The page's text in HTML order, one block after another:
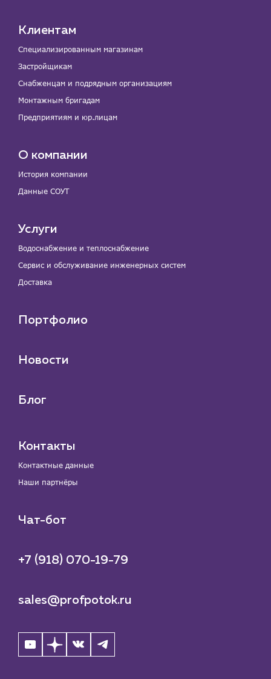
Клиентам
Специализированным магазинам
Застройщикам
Снабженцам и подрядным организациям
Монтажным бригадам
Предприятиям и юр.лицам
О компании
История компании
Данные СОУТ
Услуги
Водоснабжение и теплоснабжение
Сервис и обслуживание инженерных систем
Доставка
Портфолио
Новости
Блог
Контакты
Контактные данные
Наши партнёры
Чат-бот
+7 (918) 070-19-79
sales@profpotok.ru